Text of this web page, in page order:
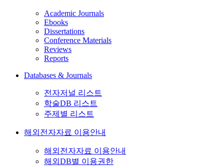
Academic Journals
Ebooks
Dissertations
Conference Materials
Reviews
Reports
Databases & Journals
전자저널 리스트
학술DB 리스트
주제별 리스트
해외전자자료 이용안내
해외전자자료 이용안내
해외DB별 이용권한